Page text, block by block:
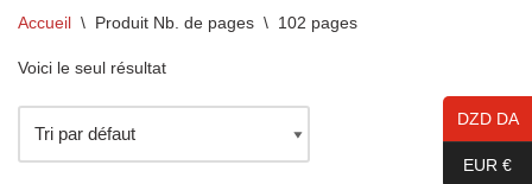
Accueil \ Produit Nb. de pages \ 102 pages
Voici le seul résultat
DZD DA
EUR €